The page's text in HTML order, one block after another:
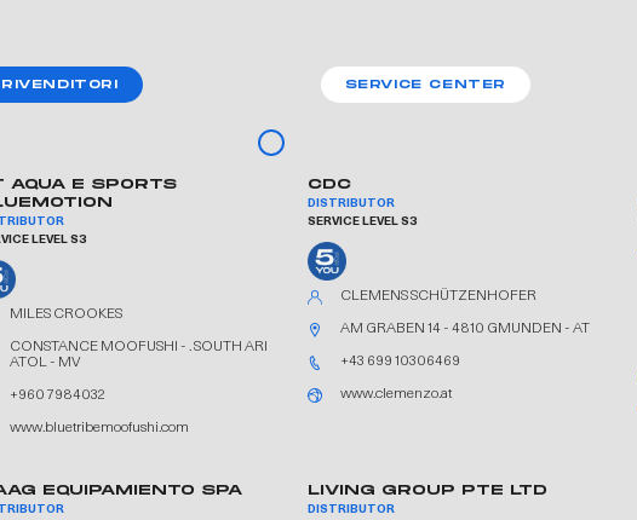
RIVENDITORI SERVICE CENTER
AQUA E SPORTS
LEVEL S3
MILES CROOKES
CONSTANCE MOOFUSHI - . SOUTH ARI
ATOL - MV
+960 7984032
www.bluetribemoofushi.com
CDC
DISTRIBUTOR
SERVICE LEVEL S3
CLEMENS SCHÜTZENHOFER
AM GRABEN 14 - 4810 GMUNDEN - AT
+43 699 10306469
www.clemenzo.at
EQUIPAMIENTO SPA LIVING GROUP PTE LTD
DISTRIBUTOR